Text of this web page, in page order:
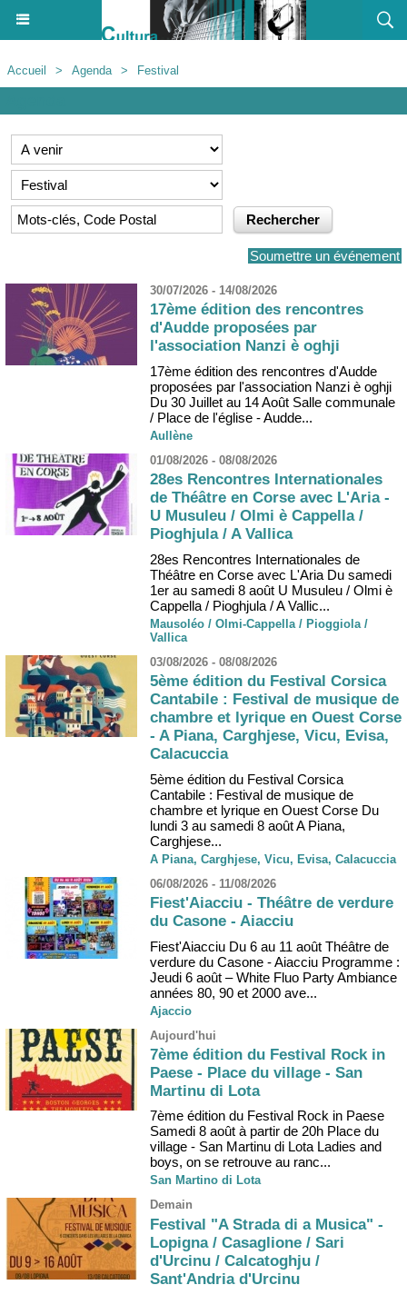
Accueil > Agenda > Festival
Soumettre un événement
30/07/2026 - 14/08/2026
17ème édition des rencontres
d'Audde proposées par
l'association Nanzi è oghji
17ème édition des rencontres d'Audde
proposées par l'association Nanzi è oghji
Du 30 Juillet au 14 Août Salle communale
/ Place de l'église - Audde...
Aullène
01/08/2026 - 08/08/2026
28es Rencontres Internationales
de Théâtre en Corse avec L'Aria -
U Musuleu / Olmi è Cappella /
Pioghjula / A Vallica
28es Rencontres Internationales de
Théâtre en Corse avec L'Aria Du samedi
1er au samedi 8 août U Musuleu / Olmi è
Cappella / Pioghjula / A Vallic...
Mausoléo / Olmi-Cappella / Pioggiola /
Vallica
03/08/2026 - 08/08/2026
5ème édition du Festival Corsica
Cantabile : Festival de musique de
chambre et lyrique en Ouest Corse
- A Piana, Carghjese, Vicu, Evisa,
Calacuccia
5ème édition du Festival Corsica
Cantabile : Festival de musique de
chambre et lyrique en Ouest Corse Du
lundi 3 au samedi 8 août A Piana,
Carghjese...
A Piana, Carghjese, Vicu, Evisa, Calacuccia
06/08/2026 - 11/08/2026
Fiest'Aiacciu - Théâtre de verdure
du Casone - Aiacciu
Fiest'Aiacciu Du 6 au 11 août Théâtre de
verdure du Casone - Aiacciu Programme :
Jeudi 6 août – White Fluo Party Ambiance
années 80, 90 et 2000 ave...
Ajaccio
Aujourd'hui
7ème édition du Festival Rock in
Paese - Place du village - San
Martinu di Lota
7ème édition du Festival Rock in Paese
Samedi 8 août à partir de 20h Place du
village - San Martinu di Lota Ladies and
boys, on se retrouve au ranc...
San Martino di Lota
Demain
Festival "A Strada di a Musica" -
Lopigna / Casaglione / Sari
d'Urcinu / Calcatoghju /
Sant'Andria d'Urcinu